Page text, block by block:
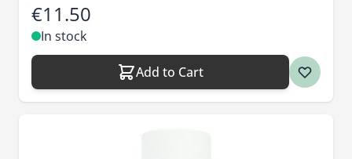
€11.50
In stock
Add to Cart